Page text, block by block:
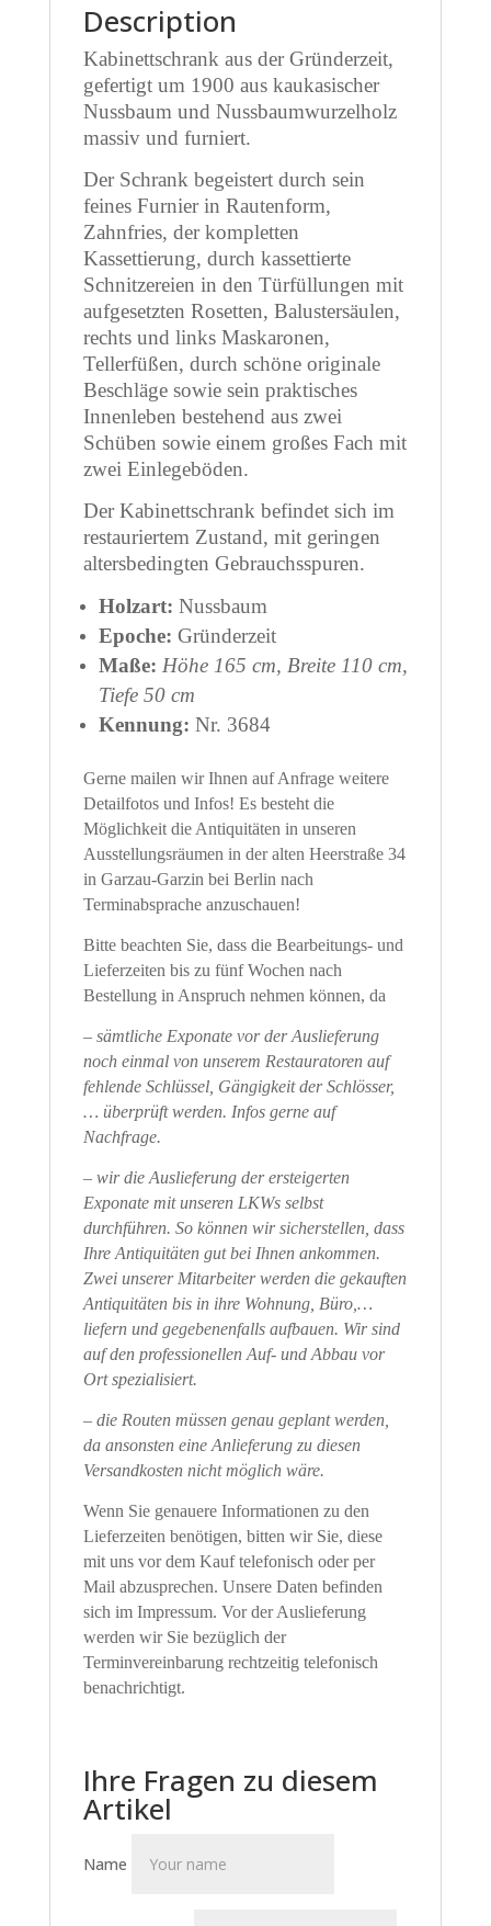
Description
Kabinettschrank aus der Gründerzeit,
gefertigt um 1900 aus kaukasischer
Nussbaum und Nussbaumwurzelholz
massiv und furniert.
Der Schrank begeistert durch sein
feines Furnier in Rautenform,
Zahnfries, der kompletten
Kassettierung, durch kassettierte
Schnitzereien in den Türfüllungen mit
aufgesetzten Rosetten, Balustersäulen,
rechts und links Maskaronen,
Tellerfüßen, durch schöne originale
Beschläge sowie sein praktisches
Innenleben bestehend aus zwei
Schüben sowie einem großes Fach mit
zwei Einlegeböden.
Der Kabinettschrank befindet sich im
restauriertem Zustand, mit geringen
altersbedingten Gebrauchsspuren.
Holzart: Nussbaum
Epoche: Gründerzeit
Maße: Höhe 165 cm, Breite 110 cm,
Tiefe 50 cm
Kennung: Nr. 3684
Gerne mailen wir Ihnen auf Anfrage weitere
Detailfotos und Infos! Es besteht die
Möglichkeit die Antiquitäten in unseren
Ausstellungsräumen in der alten Heerstraße 34
in Garzau-Garzin bei Berlin nach
Terminabsprache anzuschauen!
Bitte beachten Sie, dass die Bearbeitungs- und
Lieferzeiten bis zu fünf Wochen nach
Bestellung in Anspruch nehmen können, da
– sämtliche Exponate vor der Auslieferung
noch einmal von unserem Restauratoren auf
fehlende Schlüssel, Gängigkeit der Schlösser,
… überprüft werden. Infos gerne auf
Nachfrage.
– wir die Auslieferung der ersteigerten
Exponate mit unseren LKWs selbst
durchführen. So können wir sicherstellen, dass
Ihre Antiquitäten gut bei Ihnen ankommen.
Zwei unserer Mitarbeiter werden die gekauften
Antiquitäten bis in ihre Wohnung, Büro,…
liefern und gegebenenfalls aufbauen. Wir sind
auf den professionellen Auf- und Abbau vor
Ort spezialisiert.
– die Routen müssen genau geplant werden,
da ansonsten eine Anlieferung zu diesen
Versandkosten nicht möglich wäre.
Wenn Sie genauere Informationen zu den
Lieferzeiten benötigen, bitten wir Sie, diese
mit uns vor dem Kauf telefonisch oder per
Mail abzusprechen. Unsere Daten befinden
sich im Impressum. Vor der Auslieferung
werden wir Sie bezüglich der
Terminvereinbarung rechtzeitig telefonisch
benachrichtigt.
Ihre Fragen zu diesem
Artikel
Name